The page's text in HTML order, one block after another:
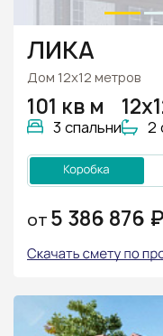
ЛИКА
Дом 12х12 метров
101 кв м
3 спальни 2
ОТ 5 386 876 ₽